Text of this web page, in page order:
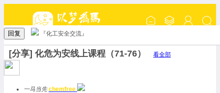
回复 『化工安全交流』
[分享] 化危为安线上课程（71-76） 看全部
一马当先 chemfree